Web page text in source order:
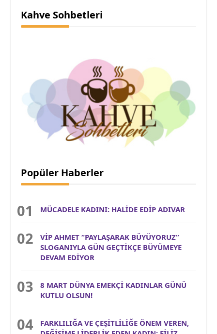
Kahve Sohbetleri
Popüler Haberler
MÜCADELE KADINI: HALİDE EDİP ADIVAR
VİP AHMET “PAYLAŞARAK BÜYÜYORUZ”
SLOGANIYLA GÜN GEÇTİKÇE BÜYÜMEYE
DEVAM EDİYOR
8 MART DÜNYA EMEKÇİ KADINLAR GÜNÜ
KUTLU OLSUN!
FARKLILIĞA VE ÇEŞİTLİLİĞE ÖNEM VEREN,